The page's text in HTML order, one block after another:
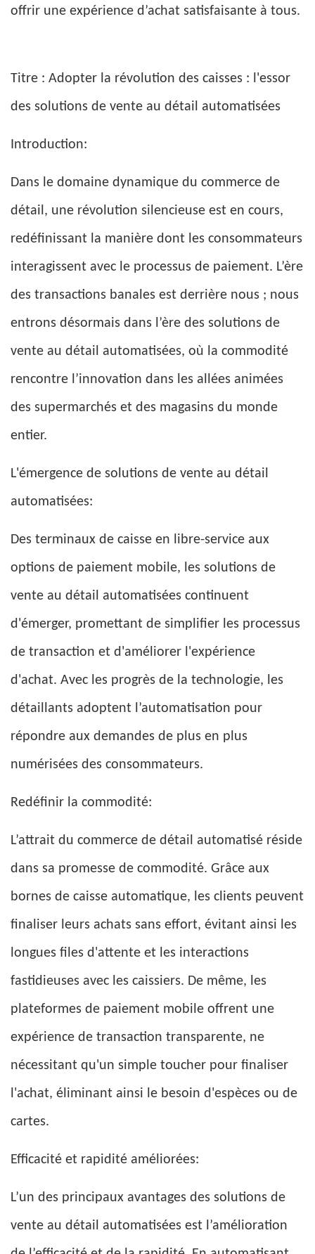
offrir une expérience d’achat satisfaisante à tous.
Titre : Adopter la révolution des caisses : l'essor
des solutions de vente au détail automatisées
Introduction:
Dans le domaine dynamique du commerce de
détail, une révolution silencieuse est en cours,
redéfinissant la manière dont les consommateurs
interagissent avec le processus de paiement. L’ère
des transactions banales est derrière nous ; nous
entrons désormais dans l’ère des solutions de
vente au détail automatisées, où la commodité
rencontre l’innovation dans les allées animées
des supermarchés et des magasins du monde
entier.
L'émergence de solutions de vente au détail
automatisées:
Des terminaux de caisse en libre-service aux
options de paiement mobile, les solutions de
vente au détail automatisées continuent
d'émerger, promettant de simplifier les processus
de transaction et d'améliorer l'expérience
d'achat. Avec les progrès de la technologie, les
détaillants adoptent l’automatisation pour
répondre aux demandes de plus en plus
numérisées des consommateurs.
Redéfinir la commodité:
L’attrait du commerce de détail automatisé réside
dans sa promesse de commodité. Grâce aux
bornes de caisse automatique, les clients peuvent
finaliser leurs achats sans effort, évitant ainsi les
longues files d'attente et les interactions
fastidieuses avec les caissiers. De même, les
plateformes de paiement mobile offrent une
expérience de transaction transparente, ne
nécessitant qu'un simple toucher pour finaliser
l'achat, éliminant ainsi le besoin d'espèces ou de
cartes.
Efficacité et rapidité améliorées:
L’un des principaux avantages des solutions de
vente au détail automatisées est l’amélioration